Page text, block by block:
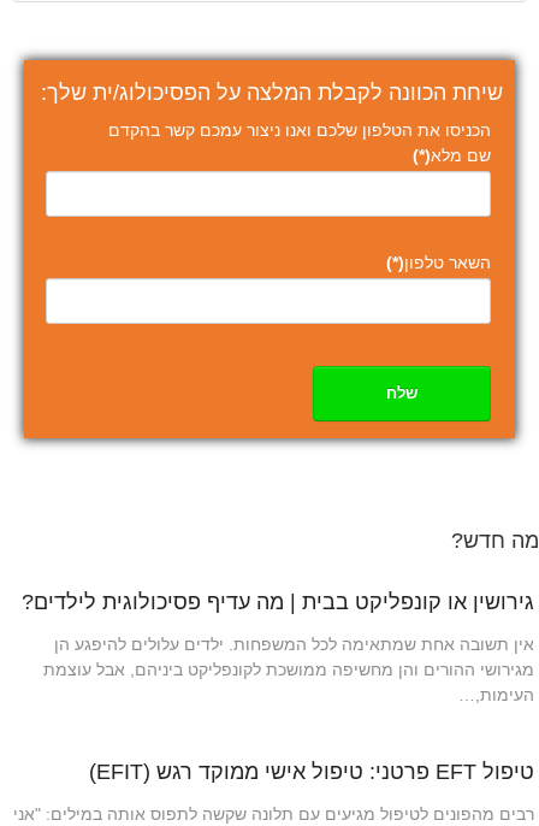
שיחת הכוונה לקבלת המלצה על הפסיכולוג/ית שלך:
הכניסו את הטלפון שלכם ואנו ניצור עמכם קשר בהקדם
שם מלא(*)
השאר טלפון(*)
שלח
מה חדש?
גירושין או קונפליקט בבית | מה עדיף פסיכולוגית לילדים?
אין תשובה אחת שמתאימה לכל המשפחות. ילדים עלולים להיפגע הן
מגירושי ההורים והן מחשיפה ממושכת לקונפליקט ביניהם, אבל עוצמת
העימות,…
טיפול EFT פרטני: טיפול אישי ממוקד רגש (EFIT)
רבים מהפונים לטיפול מגיעים עם תלונה שקשה לתפוס אותה במילים: "אני